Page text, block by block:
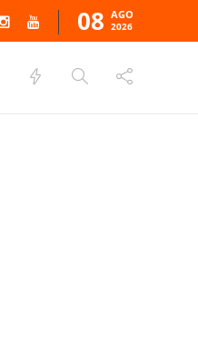
08 AGO
2026